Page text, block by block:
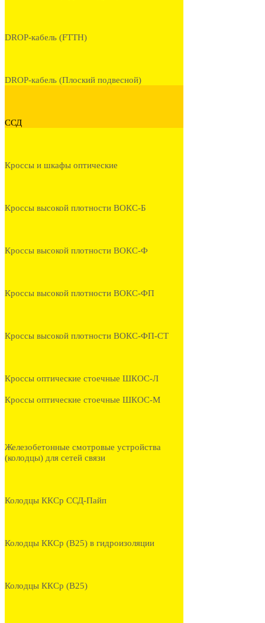
DROP-кабель (FTTH)
DROP-кабель (Плоский подвесной)
ССД
Кроссы и шкафы оптические
Кроссы высокой плотности ВОКС-Б
Кроссы высокой плотности ВОКС-Ф
Кроссы высокой плотности ВОКС-ФП
Кроссы высокой плотности ВОКС-ФП-СТ
Кроссы оптические стоечные ШКОС-Л
Кроссы оптические стоечные ШКОС-М
Железобетонные смотровые устройства
(колодцы) для сетей связи
Колодцы ККСр ССД-Пайп
Колодцы ККСр (В25) в гидроизоляции
Колодцы ККСр (В25)